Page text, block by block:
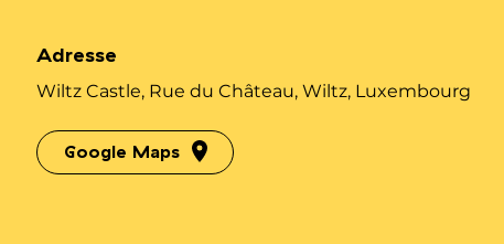
Adresse
Wiltz Castle, Rue du Château, Wiltz, Luxembourg
Google Maps